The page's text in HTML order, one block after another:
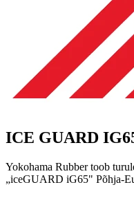
ICE GUARD
Yokohama Rubber toob
„iceGUARD iG65" Põhja-